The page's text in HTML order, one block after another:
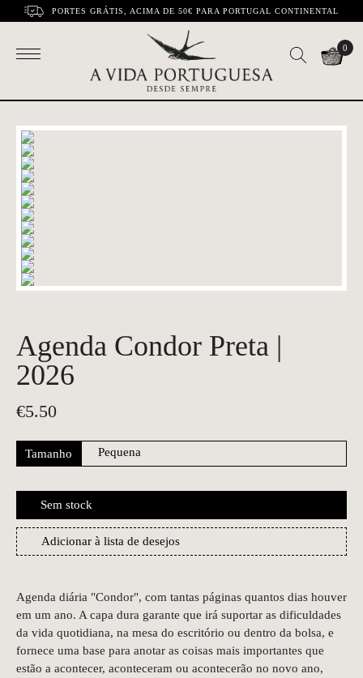
PORTES GRÁTIS, ACIMA DE 50€ PARA PORTUGAL CONTINENTAL
0
Agenda Condor Preta |
2026
€5.50
Tamanho
Sem stock
Adicionar à lista de desejos
Agenda diária "Condor", com tantas páginas quantos dias houver
em um ano. A capa dura garante que irá suportar as dificuldades
da vida quotidiana, na mesa do escritório ou dentro da bolsa, e
fornece uma base para anotar as coisas mais importantes que
estão a acontecer, aconteceram ou acontecerão no novo ano,